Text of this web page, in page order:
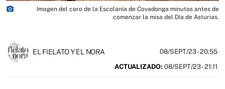
photo_camera
Imagen del coro de la Escolanía de Covadonga minutos antes de
comenzar la misa del Día de Asturias.
EL FIELATO Y EL NORA 08/SEPT/23- 20:55
ACTUALIZADO: 08/SEPT/23 - 21:11